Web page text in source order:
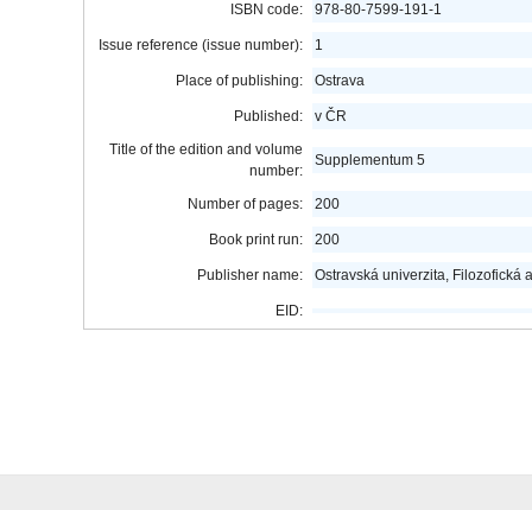
ISBN code: 978-80-7599-191-1
Issue reference (issue number): 1
Place of publishing: Ostrava
Published:
v ČR
Title of the edition and volume
number:
Supplementum 5
Number of pages: 200
Book print run: 200
Publisher name: Ostravská univerzita, Filozofická
EID: